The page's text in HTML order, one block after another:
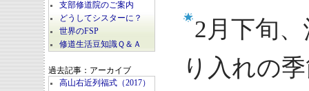
支部修道院のご案内
どうしてシスターに？
世界のFSP
修道生活豆知識Ｑ＆Ａ
過去記事：アーカイブ
高山右近列福式（2017）
2月下旬
り入れの